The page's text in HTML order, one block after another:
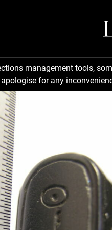
management tools,
for any